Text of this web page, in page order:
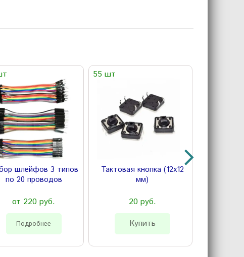
шлейфов 3 типов
по 20 проводов
от 220 руб.
Подробнее
55 шт
Тактовая кнопка (12х12
мм)
20 руб.
Купить